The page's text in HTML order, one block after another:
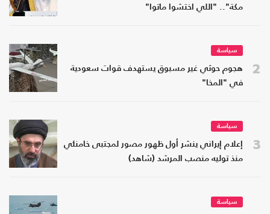
مكة".. "اللي اختشوا ماتوا"
2
سياسة
هجوم حوثي غير مسبوق يستهدف قوات سعودية
في "المخا"
3
سياسة
إعلام إيراني ينشر أول ظهور مصور لمجتبى خامنئي
منذ توليه منصب المرشد (شاهد)
سياسة